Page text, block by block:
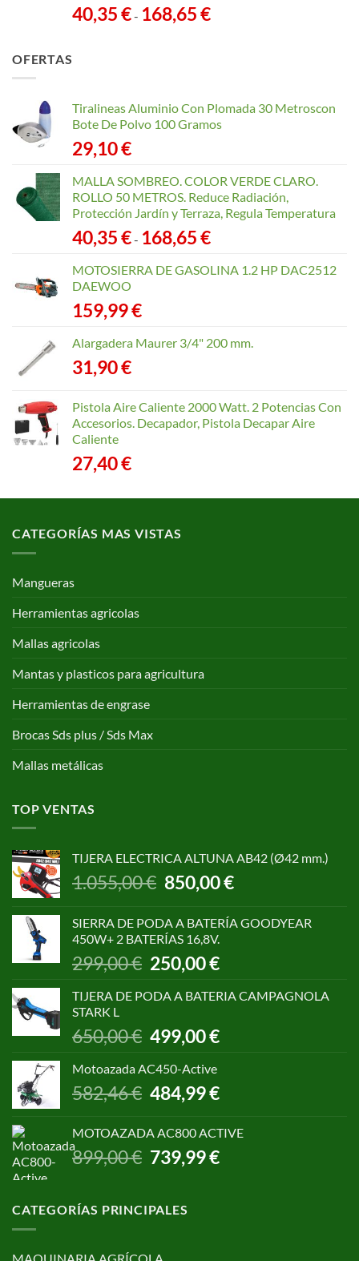
40,35€- 168,65€Rango
168,65 €
OFERTAS
Tiralineas Aluminio Con Plomada 30 Metroscon
Bote De Polvo 100 Gramos
29,10€
MALLA SOMBREO. COLOR VERDE CLARO.
ROLLO 50 METROS. Reduce Radiación,
Protección Jardín y Terraza, Regula Temperatura
40,35€- 168,65€Rango
precios:
MOTOSIERRA DE GASOLINA 1.2 HP DAC2512
DAEWOO
159,99€
Alargadera Maurer 3/4" 200 mm.
31,90€
Pistola Aire Caliente 2000 Watt. 2 Potencias Con
Accesorios. Decapador, Pistola Decapar Aire
Caliente
27,40€
CATEGORÍAS MAS VISTAS
Mangueras
Herramientas agricolas
Mallas agricolas
Mantas y plasticos para agricultura
Herramientas de engrase
Brocas Sds plus / Sds Max
Mallas metálicas
TOP VENTAS
TIJERA ELECTRICA ALTUNA AB42 (Ø42 mm.)
1.055,00€ El
precio
era:
1.055,00 €.
850,00€El
es:
SIERRA DE PODA A BATERÍA GOODYEAR
450W+ 2 BATERÍAS 16,8V.
299,00€ El
precio
original
299,00 €.
250,00€El
actual
250,00 €.
TIJERA DE PODA A BATERIA CAMPAGNOLA
STARK L
650,00€
El
precio
original
650,00 €.
499,00€El
499,00 €.
Motoazada AC450-Active
582,46€
El
precio
era:
582,46 €.
484,99€El
es:
484,99 €.
MOTOAZADA AC800 ACTIVE
899,00€ El
precio
era:
739,99€El
CATEGORÍAS PRINCIPALES